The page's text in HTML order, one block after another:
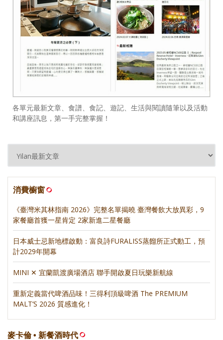
各單元最新文章、食譜、食記、遊記、生活與閱讀隨筆以及活動
和講座訊息，第一手完整掌握！
消費櫥窗
《臺灣米其林指南 2026》完整名單揭曉 臺灣餐飲大放異彩，9
家餐廳首獲一星肯定 2家新進二星餐廳
日本威士忌新地標啟動：富良詩FURALISS蒸餾所正式動工，預
計2029年開幕
MINI ✕ 宜蘭凱渡廣場酒店 聯手開啟夏日玩樂新航線
重新定義當代啤酒品味！三得利頂級啤酒 The PREMIUM
MALT’S 2026 質感進化！
麥卡倫 • 新餐酒時代